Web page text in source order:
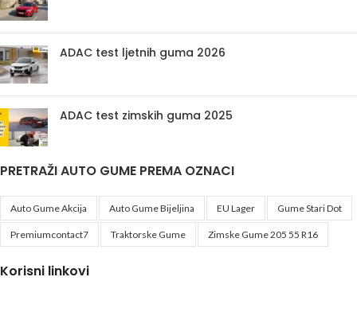
ADAC test ljetnih guma 2026
ADAC test zimskih guma 2025
PRETRAŽI AUTO GUME PREMA OZNACI
Auto Gume Akcija Auto Gume Bijeljina EU Lager Gume Stari Dot
Premiumcontact7 Traktorske Gume Zimske Gume 205 55 R16
Korisni linkovi